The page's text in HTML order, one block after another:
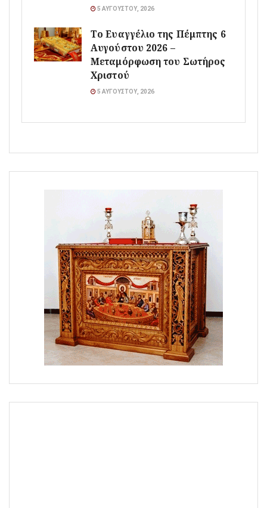
5 ΑΥΓΟΎΣΤΟΥ, 2026
Το Ευαγγέλιο της Πέμπτης 6
Αυγούστου 2026 –
Μεταμόρφωση του Σωτήρος
Χριστού
5 ΑΥΓΟΎΣΤΟΥ, 2026